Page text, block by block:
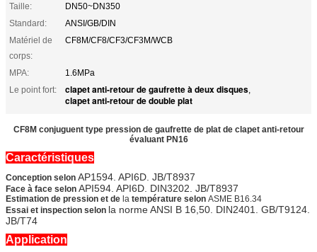
Taille:
DN50~DN350
Standard:
ANSI/GB/DIN
Matériel de
corps:
CF8M/CF8/CF3/CF3M/WCB
MPA:
1.6MPa
Le point fort:
clapet anti-retour de gaufrette à deux disques,
clapet anti-retour de double plat
CF8M conjuguent type pression de gaufrette de plat de clapet anti-retour
évaluant PN16
Caractéristiques
Conception selon AP1594. API6D. JB/T8937
Face à face selon API594. API6D. DIN3202. JB/T8937
Estimation de pression et de la température selon ASME B16.34
Essai et inspection selon la norme ANSI B 16,50. DIN2401. GB/T9124.
JB/T74
Application